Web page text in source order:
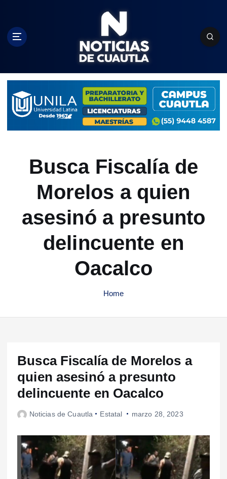
c
Busca Fiscalía de
Morelos a quien
asesinó a presunto
delincuente en
Oacalco
Home
Busca Fiscalía de Morelos a
quien asesinó a presunto
delincuente en Oacalco
Noticias de Cuautla Estatal marzo 28, 2023